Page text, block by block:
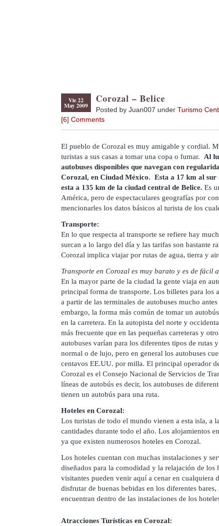
Vie 22
May 2009
Corozal – Belice
Posted by Juan007 under Turismo
[6] Comments
El pueblo de Corozal es muy amigable y cordial.
turistas a sus casas a tomar una copa o fumar. Al
autobuses disponibles que navegan con
Corozal, en Ciudad México. Esta a 17 km al
esta a 135 km de la ciudad central de Belice. Es
América, pero de espectaculares geografías por
mencionarles los datos básicos al turista de los
Transporte:
En lo que respecta al transporte se refiere hay
surcan a lo largo del día y las tarifas son bastante
Corozal implica viajar por rutas de agua, tierra y
Transporte en Corozal es muy barato y es de fácil
En la mayor parte de la ciudad la gente viaja en
principal forma de transporte. Los billetes para los
a partir de las terminales de autobuses mucho
embargo, la forma más común de tomar un
en la carretera. En la autopista del norte y
más frecuente que en las pequeñas carreteras y
autobuses varían para los diferentes tipos de rutas
normal o de lujo, pero en general los autobuses
centavos EE.UU. por milla. El principal operador
Corozal es el Consejo Nacional de Servicios de
líneas de autobús es decir, los autobuses de
tienen un autobús para una ruta.
Hoteles en Corozal:
Los turistas de todo el mundo vienen a esta isla, a
cantidades durante todo el año. Los alojamientos
ya que existen numerosos hoteles en Corozal.
Los hoteles cuentan con muchas instalaciones y
diseñados para la comodidad y la relajación de los
visitantes pueden venir aquí a cenar en cualquiera
disfrutar de buenas bebidas en los diferentes
encuentran dentro de las instalaciones de los
Atracciones Turísticas en Corozal: